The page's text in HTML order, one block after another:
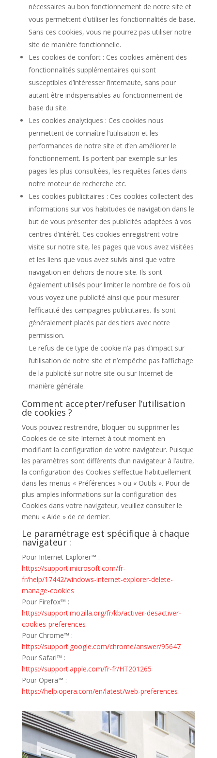
nécessaires au bon fonctionnement de notre site et
vous permettent d’utiliser les fonctionnalités de base.
Sans ces cookies, vous ne pourrez pas utiliser notre
site de manière fonctionnelle.
Les cookies de confort : Ces cookies amènent des
fonctionnalités supplémentaires qui sont
susceptibles d’intéresser l’internaute, sans pour
autant être indispensables au fonctionnement de
base du site.
Les cookies analytiques : Ces cookies nous
permettent de connaître l’utilisation et les
performances de notre site et d’en améliorer le
fonctionnement. Ils portent par exemple sur les
pages les plus consultées, les requêtes faites dans
notre moteur de recherche etc.
Les cookies publicitaires : Ces cookies collectent des
informations sur vos habitudes de navigation dans le
but de vous présenter des publicités adaptées à vos
centres d’intérêt. Ces cookies enregistrent votre
visite sur notre site, les pages que vous avez visitées
et les liens que vous avez suivis ainsi que votre
navigation en dehors de notre site. Ils sont
également utilisés pour limiter le nombre de fois où
vous voyez une publicité ainsi que pour mesurer
l’efficacité des campagnes publicitaires. Ils sont
généralement placés par des tiers avec notre
permission.
Le refus de ce type de cookie n’a pas d’impact sur
l’utilisation de notre site et n’empêche pas l’affichage
de la publicité sur notre site ou sur Internet de
manière générale.
Comment accepter/refuser l’utilisation
de cookies ?
Vous pouvez restreindre, bloquer ou supprimer les
Cookies de ce site Internet à tout moment en
modifiant la configuration de votre navigateur. Puisque
les paramètres sont différents d’un navigateur à l’autre,
la configuration des Cookies s’effectue habituellement
dans les menus « Préférences » ou « Outils ». Pour de
plus amples informations sur la configuration des
Cookies dans votre navigateur, veuillez consulter le
menu « Aide » de ce dernier.
Le paramétrage est spécifique à chaque
navigateur :
Pour Internet Explorer™ :
https://support.microsoft.com/fr-
fr/help/17442/windows-internet-explorer-delete-
manage-cookies
Pour Firefox™ :
https://support.mozilla.org/fr/kb/activer-desactiver-
cookies-preferences
Pour Chrome™ :
https://support.google.com/chrome/answer/95647
Pour Safari™ :
https://support.apple.com/fr-fr/HT201265
Pour Opera™ :
https://help.opera.com/en/latest/web-preferences